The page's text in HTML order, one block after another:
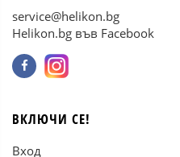
service@helikon.bg
Helikon.bg във Facebook
ВКЛЮЧИ СЕ!
Вход